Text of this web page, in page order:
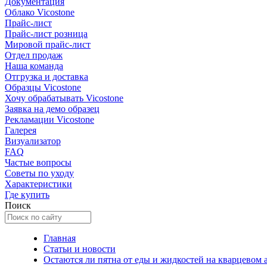
Облако Vicostone
Прайс-лист
Прайс-лист розница
Мировой прайс-лист
Отдел продаж
Наша команда
Отгрузка и доставка
Образцы Vicostone
Хочу обрабатывать Vicostone
Заявка на демо образец
Рекламации Vicostone
Галерея
Визуализатор
FAQ
Частые вопросы
Советы по уходу
Характеристики
Где купить
Поиск
Главная
Статьи и новости
Остаются ли пятна от еды и жидкостей на кварцевом